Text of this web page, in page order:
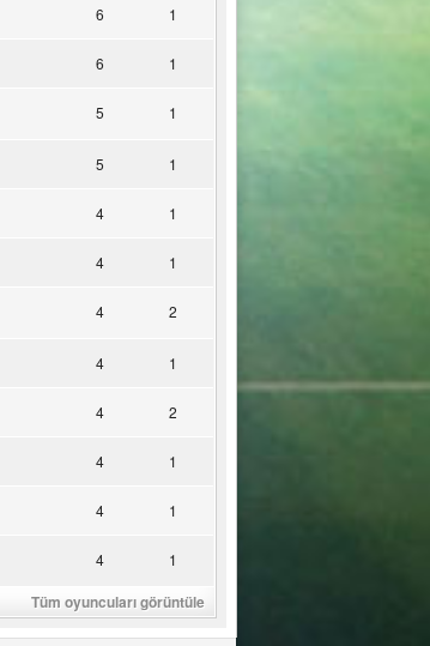
6 1
6 1
5 1
5 1
4 1
4 1
4 2
4 1
4 2
4 1
4 1
4 1
Tüm oyuncuları görüntüle